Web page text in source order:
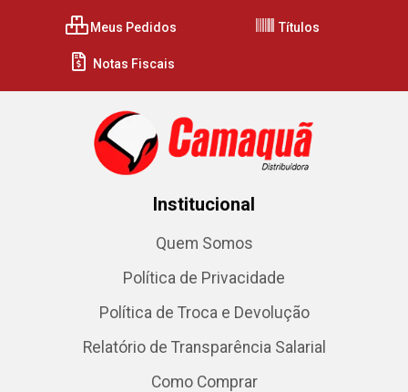
Meus Pedidos Títulos
Notas Fiscais
Institucional
Quem Somos
Política de Privacidade
Política de Troca e Devolução
Relatório de Transparência Salarial
Como Comprar